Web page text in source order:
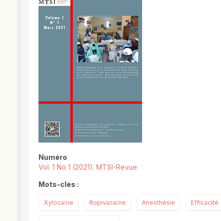
Numéro
Vol. 1 No 1 (2021): MTSI-Revue
Mots-clés :
Xylocaïne Ropivacaïne Anesthésie Efficacité